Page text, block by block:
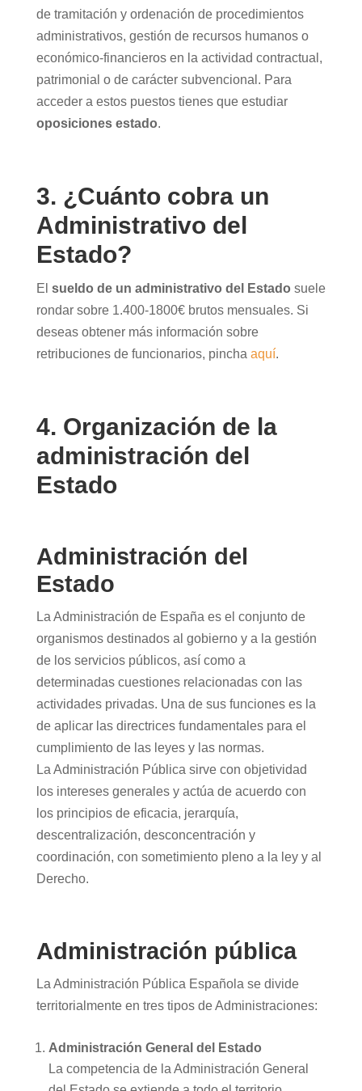
de tramitación y ordenación de procedimientos
administrativos, gestión de recursos humanos o
económico-financieros en la actividad contractual,
patrimonial o de carácter subvencional. Para
acceder a estos puestos tienes que estudiar
oposiciones estado.
3. ¿Cuánto cobra un
Administrativo del
Estado?
El sueldo de un administrativo del Estado suele
rondar sobre 1.400-1800€ brutos mensuales. Si
deseas obtener más información sobre
retribuciones de funcionarios, pincha aquí.
4. Organización de la
administración del
Estado
Administración del
Estado
La Administración de España es el conjunto de
organismos destinados al gobierno y a la gestión
de los servicios públicos, así como a
determinadas cuestiones relacionadas con las
actividades privadas. Una de sus funciones es la
de aplicar las directrices fundamentales para el
cumplimiento de las leyes y las normas.
La Administración Pública sirve con objetividad
los intereses generales y actúa de acuerdo con
los principios de eficacia, jerarquía,
descentralización, desconcentración y
coordinación, con sometimiento pleno a la ley y al
Derecho.
Administración pública
La Administración Pública Española se divide
territorialmente en tres tipos de Administraciones:
Administración General del Estado
La competencia de la Administración General